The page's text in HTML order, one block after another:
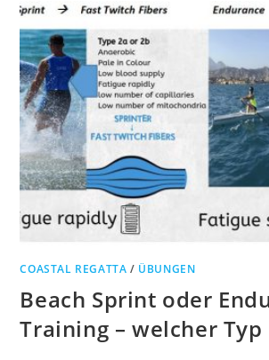
COASTAL REGATTA / ÜBUNGEN
Beach Sprint oder
Training – welcher